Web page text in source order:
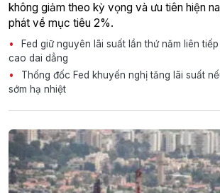
không giảm theo kỳ vọng và ưu tiên hiện
phát về mục tiêu 2%.
Fed giữ nguyên lãi suất lần thứ năm liên
cao dai dẳng
Thống đốc Fed khuyến nghị tăng lãi suất
sớm hạ nhiệt